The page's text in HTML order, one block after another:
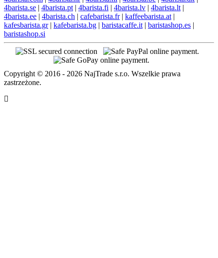
4barista.se | 4barista.pt | 4barista.fi | 4barista.lv | 4barista.lt |
4barista.ee | 4barista.ch | cafebarista.fr| kaffeebarista.at |
kafesbarista.gr| kafebarista.bg | baristacaffe.it | baristashop.es |
baristashop.si
Copyright © 2016 - 2026 NajTrade s.r.o. Wszelkie prawa
zastrzeżone.